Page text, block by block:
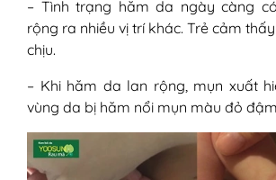
– Tình trạng hăm da ngày càng
rộng ra nhiều vị trí khác. Trẻ cảm
chịu.
– Khi hăm da lan rộng, mụn xuất
vùng da bị hăm nổi mụn màu đỏ